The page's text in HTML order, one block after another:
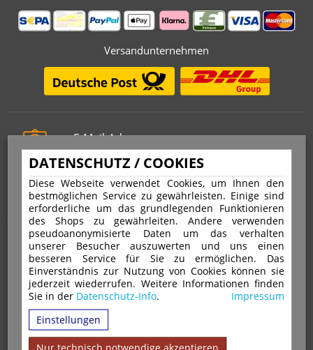
DATENSCHUTZ / COOKIES
Diese Webseite verwendet Cookies, um Ihnen den
bestmöglichen Service zu gewährleisten. Einige sind
erforderliche um das grundlegenden Funktionieren
des Shops zu gewährleiten. Andere verwenden
pseudoanonymisierte Daten um das verhalten
unserer Besucher auszuwerten und uns einen
besseren Service für Sie zu ermöglichen. Das
Einverständnis zur Nutzung von Cookies können sie
jederzeit wiederrufen. Weitere Informationen finden
Sie in der Datenschutz-Info.
Impressum
Einstellungen
Nur technisch notwendige akzeptieren
Versandunternehmen
E-Mail-Adresse
info@stempelfritz.de
Telefon
0221 677 812 08
Über uns
VERTRAG WIDERRUFEN
IMPRESSUM
DATENSCHUTZ
WIDERRUFSRECHT
AGB
VERSAND & ZAHLUNGSARTEN
WARENKORB
MAGAZIN